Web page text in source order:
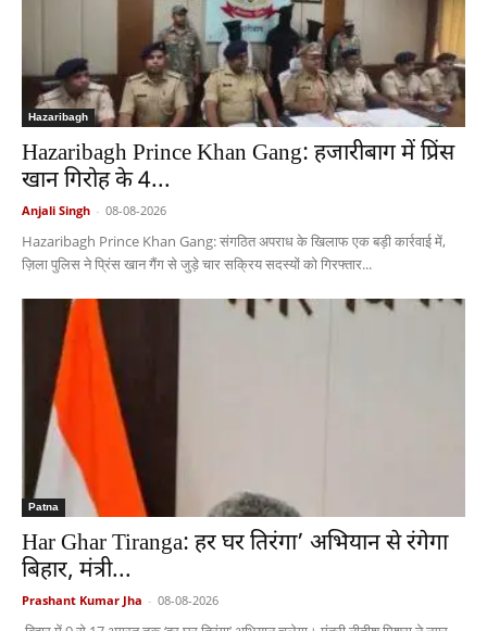
Hazaribagh
Hazaribagh Prince Khan Gang: हजारीबाग में प्रिंस
खान गिरोह के 4...
Anjali Singh - 08-08-2026
Hazaribagh Prince Khan Gang: संगठित अपराध के खिलाफ एक बड़ी कार्रवाई में,
ज़िला पुलिस ने प्रिंस खान गैंग से जुड़े चार सक्रिय सदस्यों को गिरफ्तार...
Patna
Har Ghar Tiranga: हर घर तिरंगा’ अभियान से रंगेगा
बिहार, मंत्री...
Prashant Kumar Jha - 08-08-2026